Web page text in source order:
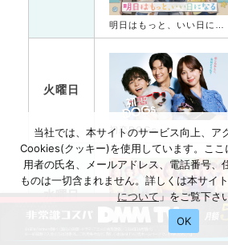
火曜日
初恋DOGs
ちはやふる−めぐり−
当社では、本サイトのサービス向上、ア
Cookies(クッキー)を使用しています。ここ
用者の氏名、メールアドレス、電話番号、
ものは一切含まれません。詳しくは本サイ
について 」をご覧下さ
OK